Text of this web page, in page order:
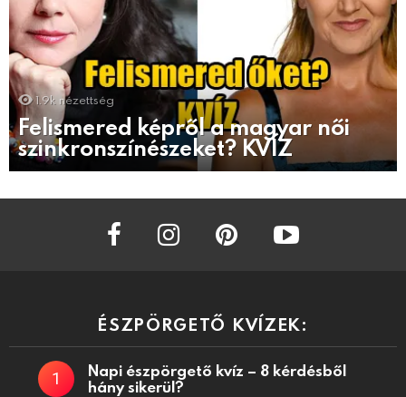
1.9k nézettség
Felismered képről a magyar női
szinkronszínészeket? KVÍZ
facebook instagram
ÉSZPÖRGETŐ KVÍZEK:
Napi észpörgető kvíz – 8 kérdésből
hány sikerül?